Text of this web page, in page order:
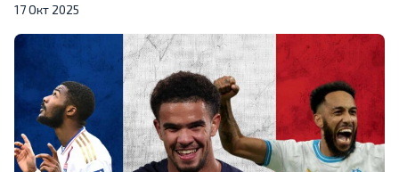
17 Окт 2025